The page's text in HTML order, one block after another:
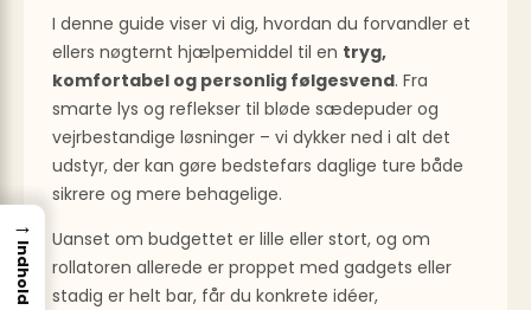
I denne guide viser vi dig, hvordan du forvandler et
ellers nøgternt hjælpemiddel til en tryg,
komfortabel og personlig følgesvend. Fra
smarte lys og reflekser til bløde sædepuder og
vejrbestandige løsninger – vi dykker ned i alt det
udstyr, der kan gøre bedstefars daglige ture både
sikrere og mere behagelige.
Uanset om budgettet er lille eller stort, og om
rollatoren allerede er proppet med gadgets eller
stadig er helt bar, får du konkrete idéer,
→
Indhold